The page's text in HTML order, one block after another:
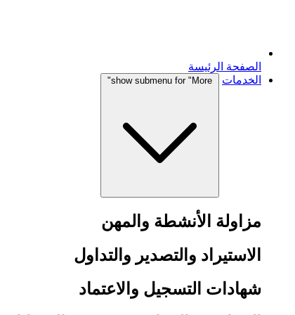
الصفحة الرئيسة
الخدمات
show submenu for "More"
مزاولة الأنشطة والمهن
الاستيراد والتصدير والتداول
شهادات التسجيل والاعتماد